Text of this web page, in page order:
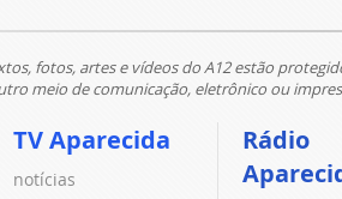
fotos, artes e vídeos do A12 estão
meio de comunicação, eletrônico ou
TV Aparecida
notícias
Rádio